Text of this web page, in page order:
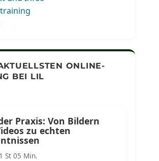
ONLINE-
BEI LIL
Praxis: Von Bildern
zu echten
St 05 Min.